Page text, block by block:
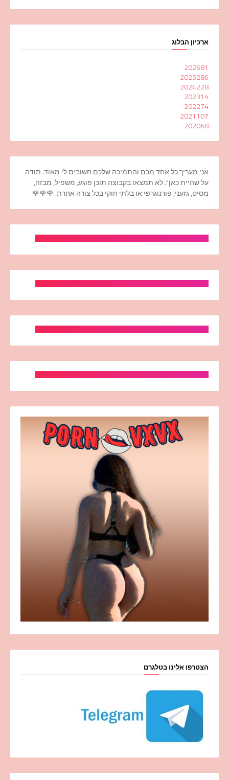
ארכיון הבלוג
202681
2025286
2024228
202314
202274
2021107
202068
אני מעריך כל אחד מכם והתמיכה שלכם חשובים לי מאוד. תודה
על שהיית כאן". לא תמצאו בקבוצה תוכן פוגע, משפיל, מבזה,
מסיט, גזעני, פורנוגרפי או בלתי חוקי בכל צורה אחרת. 🌹🌹🌹
הצטרפו אלינו בטלגרם